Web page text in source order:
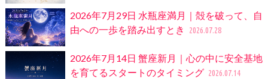
2026年7月29日 水瓶座満月｜殻を破って、自
由への一歩を踏み出すとき
2026.07.28
2026年7月14日 蟹座新月｜心の中に安全基地
を育てるスタートのタイミング 2026.07.14